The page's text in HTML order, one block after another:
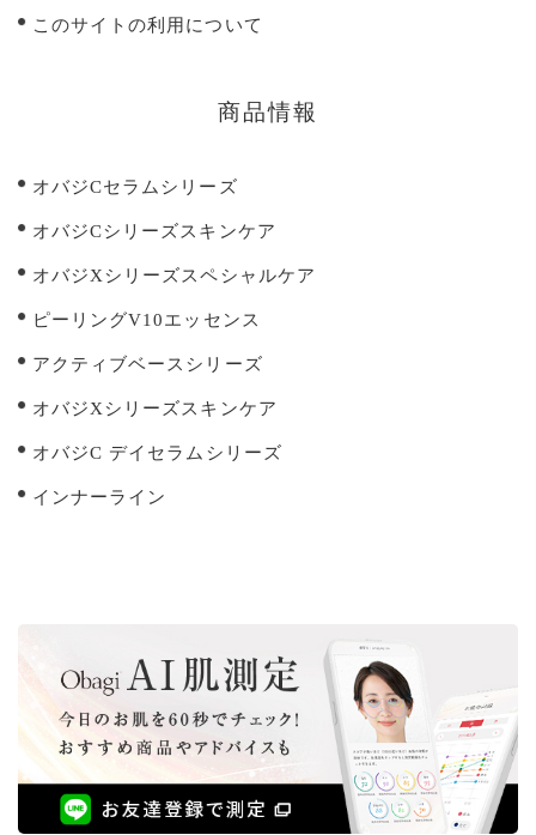
このサイトの利用について
商品情報
オバジCセラムシリーズ
オバジCシリーズスキンケア
オバジXシリーズスペシャルケア
ピーリングV10エッセンス
アクティブベースシリーズ
オバジXシリーズスキンケア
オバジC デイセラムシリーズ
インナーライン